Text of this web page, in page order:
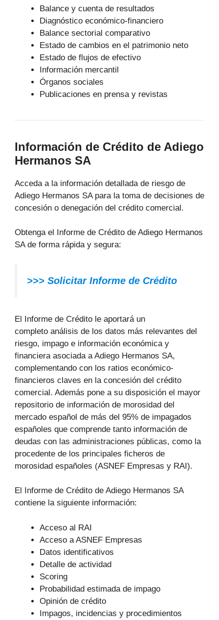
Balance y cuenta de resultados
Diagnóstico económico-financiero
Balance sectorial comparativo
Estado de cambios en el patrimonio neto
Estado de flujos de efectivo
Información mercantil
Órganos sociales
Publicaciones en prensa y revistas
Información de Crédito de Adiego
Hermanos SA
Acceda a la información detallada de riesgo de
Adiego Hermanos SA para la toma de decisiones de
concesión o denegación del crédito comercial.
Obtenga el Informe de Crédito de Adiego Hermanos
SA de forma rápida y segura:
>>> Solicitar Informe de Crédito
El Informe de Crédito le aportará un
completo análisis de los datos más relevantes del
riesgo, impago e información económica y
financiera asociada a Adiego Hermanos SA,
complementando con los ratios económico-
financieros claves en la concesión del crédito
comercial. Además pone a su disposición el mayor
repositorio de información de morosidad del
mercado español de más del 95% de impagados
españoles que comprende tanto información de
deudas con las administraciones públicas, como la
procedente de los principales ficheros de
morosidad españoles (ASNEF Empresas y RAI).
El Informe de Crédito de Adiego Hermanos SA
contiene la siguiente información:
Acceso al RAI
Acceso a ASNEF Empresas
Datos identificativos
Detalle de actividad
Scoring
Probabilidad estimada de impago
Opinión de crédito
Impagos, incidencias y procedimientos